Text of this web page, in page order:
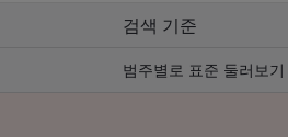
검색 기준
범주별로 표준 둘러보기